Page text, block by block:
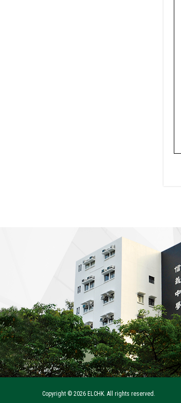
Copyright © 2026 ELCHK. All rights reserved.